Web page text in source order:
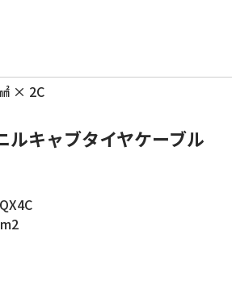
× 2C
ルキャブタイヤケーブル